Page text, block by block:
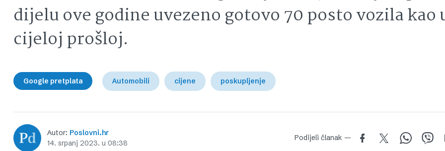
dijelu ove godine uvezeno gotovo 70 posto vozila kao
cijeloj prošloj.
Google pretplata Automobili cijene poskupljenje
Autor: Poslovni.hr
14. srpanj 2023. u 08:38
Podijeli članak —